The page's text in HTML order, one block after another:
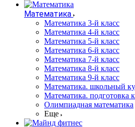
Математика
Математика 3-й класс
Математика 4-й класс
Математика 5-й класс
Математика 6-й класс
Математика 7-й класс
Математика 8-й класс
Математика 9-й класс
Математика. школьный
Математика. подготовка
Олимпиадная математика
Еще